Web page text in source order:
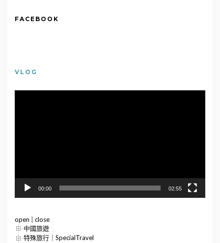
FACEBOOK
VLOG
00:00 02:55
open
close
中國旅遊
特殊旅行｜SpecialTravel